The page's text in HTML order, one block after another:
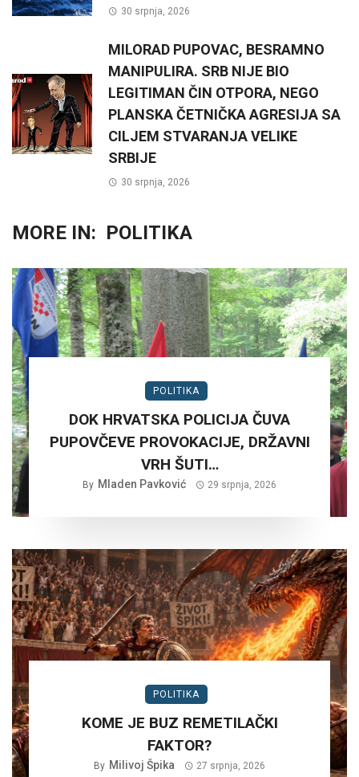
30 srpnja, 2026
MILORAD PUPOVAC, BESRAMNO
MANIPULIRA. SRB NIJE BIO
LEGITIMAN ČIN OTPORA, NEGO
PLANSKA ČETNIČKA AGRESIJA SA
CILJEM STVARANJA VELIKE
SRBIJE
30 srpnja, 2026
MORE IN: POLITIKA
POLITIKA
DOK HRVATSKA POLICIJA ČUVA
PUPOVČEVE PROVOKACIJE, DRŽAVNI
VRH ŠUTI…
By Mladen Pavković 29 srpnja, 2026
POLITIKA
KOME JE BUZ REMETILAČKI
FAKTOR?
By Milivoj Špika 27 srpnja, 2026